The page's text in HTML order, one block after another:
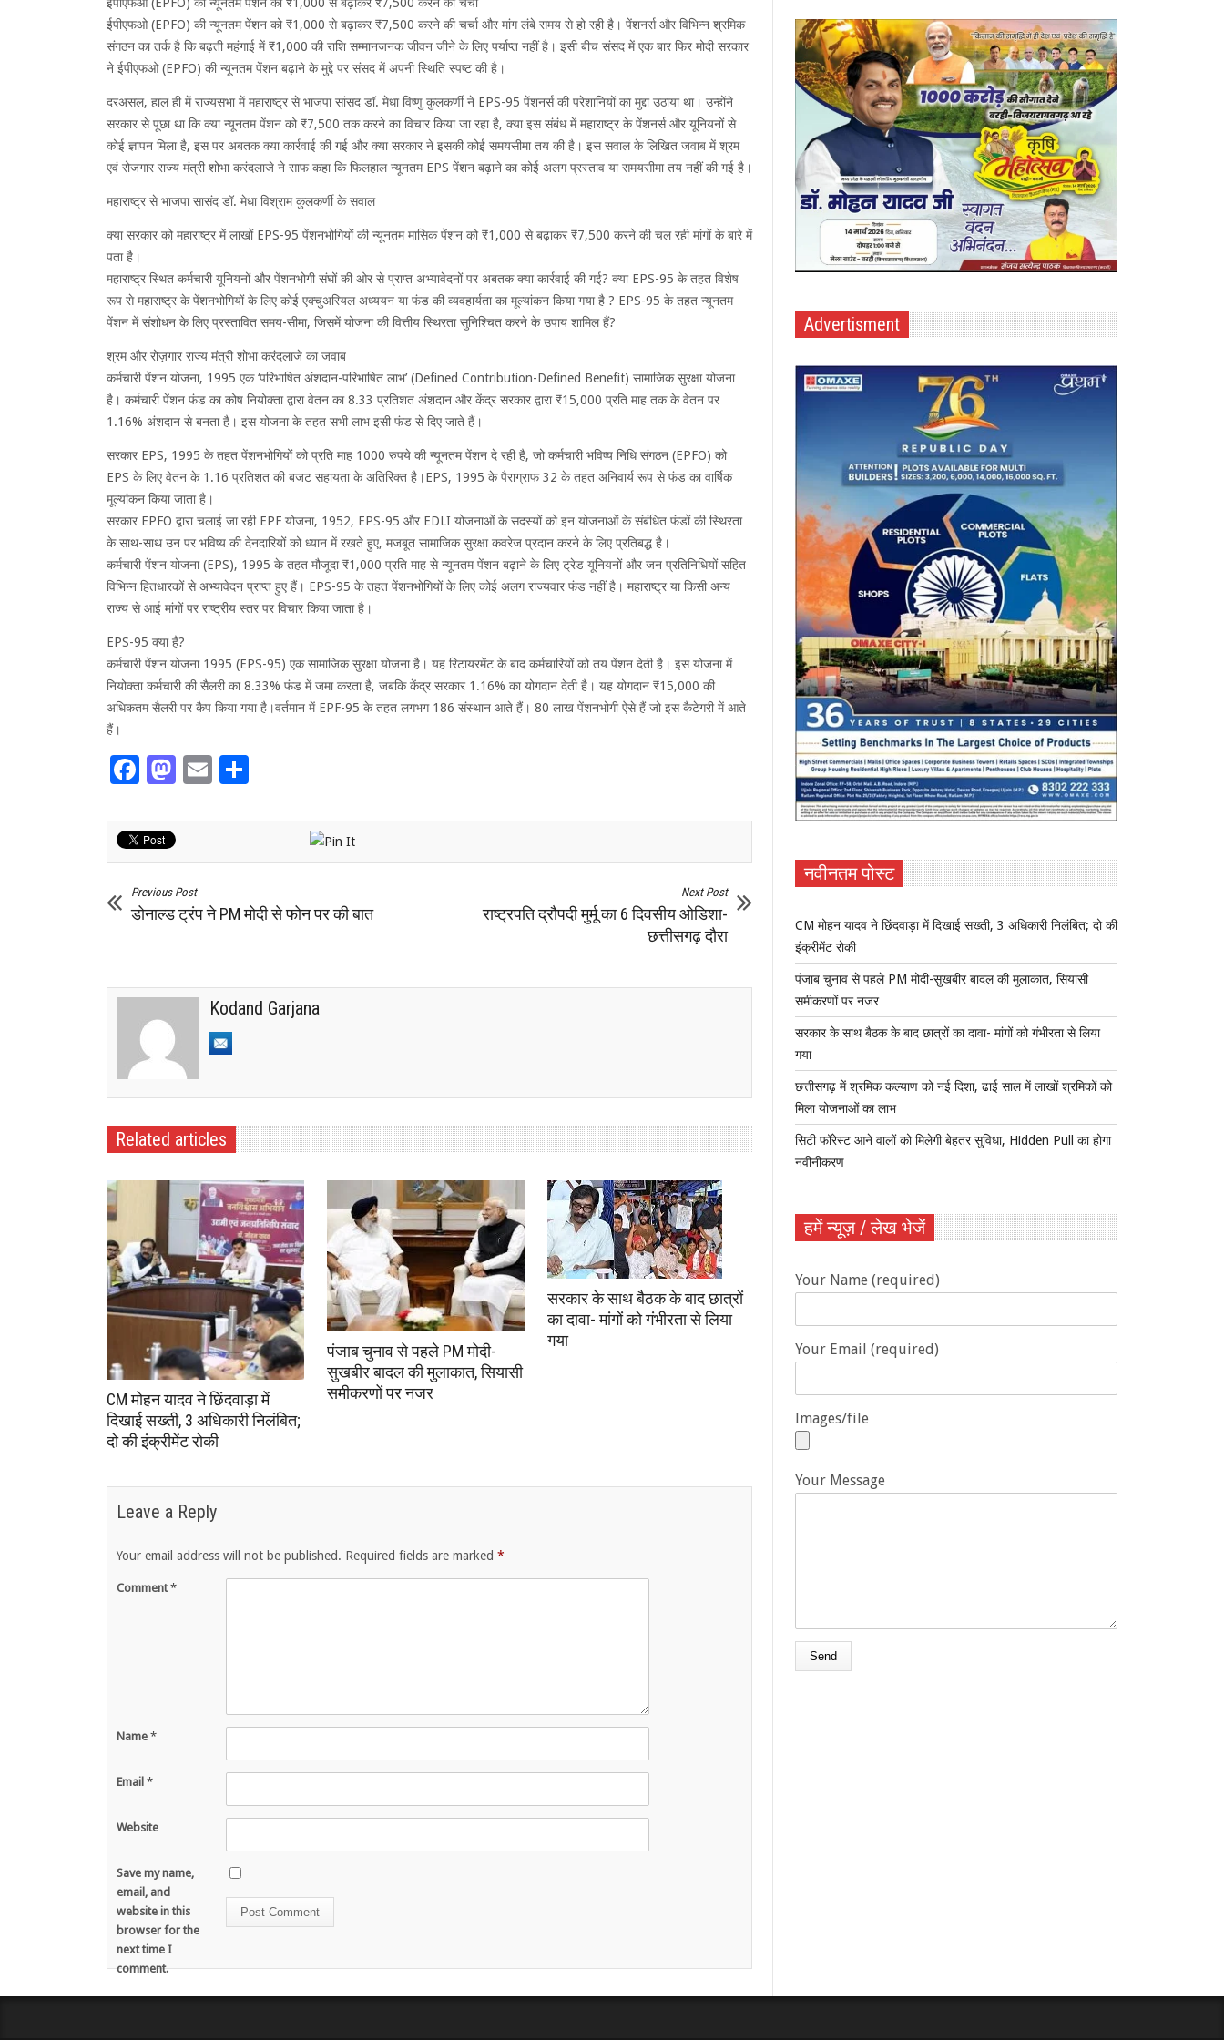
ईपीएफओ (EPFO) की न्यूनतम पेंशन को ₹1,000 से बढ़ाकर ₹7,500 करने की चर्चा और मांग लंबे समय से हो रही है। पेंशनर्स और विभिन्न श्रमिक
संगठन का तर्क है कि बढ़ती महंगाई में ₹1,000 की राशि सम्मानजनक जीवन जीने के लिए पर्याप्त नहीं है। इसी बीच संसद में एक बार फिर मोदी सरकार
ने ईपीएफओ (EPFO) की न्यूनतम पेंशन बढ़ाने के मुद्दे पर संसद में अपनी स्थिति स्पष्ट की है।
दरअसल, हाल ही में राज्यसभा में महाराष्ट्र से भाजपा सांसद डॉ. मेधा विष्णु कुलकर्णी ने EPS-95 पेंशनर्स की परेशानियों का मुद्दा उठाया था। उन्होंने
सरकार से पूछा था कि क्या न्यूनतम पेंशन को ₹7,500 तक करने का विचार किया जा रहा है, क्या इस संबंध में महाराष्ट्र के पेंशनर्स और यूनियनों से
कोई ज्ञापन मिला है, इस पर अबतक क्या कार्रवाई की गई और क्या सरकार ने इसकी कोई समयसीमा तय की है। इस सवाल के लिखित जवाब में श्रम
एवं रोजगार राज्य मंत्री शोभा करंदलाजे ने साफ कहा कि फिलहाल न्यूनतम EPS पेंशन बढ़ाने का कोई अलग प्रस्ताव या समयसीमा तय नहीं की गई है।
महाराष्ट्र से भाजपा सासंद डॉ. मेधा विश्राम कुलकर्णी के सवाल
क्या सरकार को महाराष्ट्र में लाखों EPS-95 पेंशनभोगियों की न्यूनतम मासिक पेंशन को ₹1,000 से बढ़ाकर ₹7,500 करने की चल रही मांगों के बारे में
पता है।
महाराष्ट्र स्थित कर्मचारी यूनियनों और पेंशनभोगी संघों की ओर से प्राप्त अभ्यावेदनों पर अबतक क्या कार्रवाई की गई? क्या EPS-95 के तहत विशेष
रूप से महाराष्ट्र के पेंशनभोगियों के लिए कोई एक्चुअरियल अध्ययन या फंड की व्यवहार्यता का मूल्यांकन किया गया है ? EPS-95 के तहत न्यूनतम
पेंशन में संशोधन के लिए प्रस्तावित समय-सीमा, जिसमें योजना की वित्तीय स्थिरता सुनिश्चित करने के उपाय शामिल हैं?
श्रम और रोज़गार राज्य मंत्री शोभा करंदलाजे का जवाब
कर्मचारी पेंशन योजना, 1995 एक ‘परिभाषित अंशदान-परिभाषित लाभ’ (Defined Contribution-Defined Benefit) सामाजिक सुरक्षा योजना
है। कर्मचारी पेंशन फंड का कोष नियोक्ता द्वारा वेतन का 8.33 प्रतिशत अंशदान और केंद्र सरकार द्वारा ₹15,000 प्रति माह तक के वेतन पर
1.16% अंशदान से बनता है। इस योजना के तहत सभी लाभ इसी फंड से दिए जाते हैं।
सरकार EPS, 1995 के तहत पेंशनभोगियों को प्रति माह 1000 रुपये की न्यूनतम पेंशन दे रही है, जो कर्मचारी भविष्य निधि संगठन (EPFO) को
EPS के लिए वेतन के 1.16 प्रतिशत की बजट सहायता के अतिरिक्त है।EPS, 1995 के पैराग्राफ 32 के तहत अनिवार्य रूप से फंड का वार्षिक
मूल्यांकन किया जाता है।
सरकार EPFO ​​द्वारा चलाई जा रही EPF योजना, 1952, EPS-95 और EDLI योजनाओं के सदस्यों को इन योजनाओं के संबंधित फंडों की स्थिरता
के साथ-साथ उन पर भविष्य की देनदारियों को ध्यान में रखते हुए, मजबूत सामाजिक सुरक्षा कवरेज प्रदान करने के लिए प्रतिबद्ध है।
कर्मचारी पेंशन योजना (EPS), 1995 के तहत मौजूदा ₹1,000 प्रति माह से न्यूनतम पेंशन बढ़ाने के लिए ट्रेड यूनियनों और जन प्रतिनिधियों सहित
विभिन्न हितधारकों से अभ्यावेदन प्राप्त हुए हैं। EPS-95 के तहत पेंशनभोगियों के लिए कोई अलग राज्यवार फंड नहीं है। महाराष्ट्र या किसी अन्य
राज्य से आई मांगों पर राष्ट्रीय स्तर पर विचार किया जाता है।
EPS-95 क्या है?
कर्मचारी पेंशन योजना 1995 (EPS-95) एक सामाजिक सुरक्षा योजना है। यह रिटायरमेंट के बाद कर्मचारियों को तय पेंशन देती है। इस योजना में
नियोक्ता कर्मचारी की सैलरी का 8.33% फंड में जमा करता है, जबकि केंद्र सरकार 1.16% का योगदान देती है। यह योगदान ₹15,000 की
अधिकतम सैलरी पर कैप किया गया है।वर्तमान में EPF-95 के तहत लगभग 186 संस्थान आते हैं। 80 लाख पेंशनभोगी ऐसे हैं जो इस कैटेगरी में आते
हैं।
Facebook
Mastodon
Email
Previous Post
डोनाल्ड ट्रंप ने PM मोदी से फोन पर की बात
Next Post
राष्ट्रपति द्रौपदी मुर्मू का 6 दिवसीय ओडिशा-
छत्तीसगढ़ दौरा
Kodand Garjana
Related articles
CM मोहन यादव ने छिंदवाड़ा में
दिखाई सख्ती, 3 अधिकारी निलंबित;
दो की इंक्रीमेंट रोकी
पंजाब चुनाव से पहले PM मोदी-
सुखबीर बादल की मुलाकात, सियासी
समीकरणों पर नजर
सरकार के साथ बैठक के बाद छात्रों
का दावा- मांगों को गंभीरता से लिया
गया
Leave a Reply
Your email address will not be published. Required fields are marked *
Comment*
Name *
Email *
Website
Save my name,
email, and
website in this
browser for the
next time I
comment.
Advertisment
नवीनतम पोस्ट
CM मोहन यादव ने छिंदवाड़ा में दिखाई सख्ती, 3 अधिकारी निलंबित; दो की
इंक्रीमेंट रोकी
पंजाब चुनाव से पहले PM मोदी-सुखबीर बादल की मुलाकात, सियासी
समीकरणों पर नजर
सरकार के साथ बैठक के बाद छात्रों का दावा- मांगों को गंभीरता से लिया
गया
छत्तीसगढ़ में श्रमिक कल्याण को नई दिशा, ढाई साल में लाखों श्रमिकों को
मिला योजनाओं का लाभ
सिटी फॉरेस्ट आने वालों को मिलेगी बेहतर सुविधा, Hidden Pull का होगा
नवीनीकरण
हमें न्यूज़ / लेख भेजें
Your Name (required)
Your Email (required)
Images/file
Your Message